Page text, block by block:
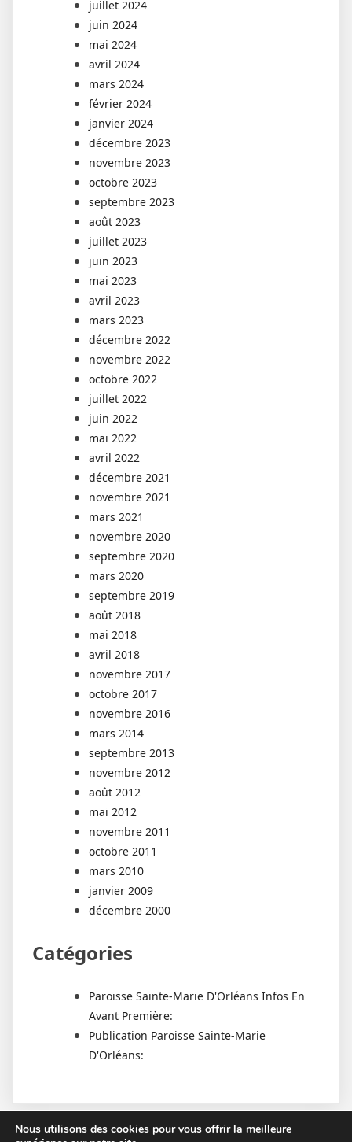
juillet 2024
juin 2024
mai 2024
avril 2024
mars 2024
février 2024
janvier 2024
décembre 2023
novembre 2023
octobre 2023
septembre 2023
août 2023
juillet 2023
juin 2023
mai 2023
avril 2023
mars 2023
décembre 2022
novembre 2022
octobre 2022
juillet 2022
juin 2022
mai 2022
avril 2022
décembre 2021
novembre 2021
mars 2021
novembre 2020
septembre 2020
mars 2020
septembre 2019
août 2018
mai 2018
avril 2018
novembre 2017
octobre 2017
novembre 2016
mars 2014
septembre 2013
novembre 2012
août 2012
mai 2012
novembre 2011
octobre 2011
mars 2010
janvier 2009
décembre 2000
Catégories
Paroisse Sainte-Marie D'Orléans Infos En
Avant Première:
Publication Paroisse Sainte-Marie
D'Orléans:
Nous utilisons des cookies pour vous offrir la meilleure